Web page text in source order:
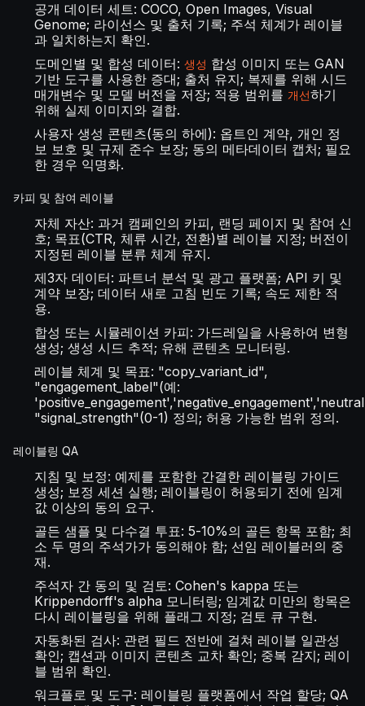
공개 데이터 세트: COCO, Open Images, Visual
Genome; 라이선스 및 출처 기록; 주석 체계가 레이블
과 일치하는지 확인.
도메인별 및 합성 데이터: 생성 합성 이미지 또는 GAN
기반 도구를 사용한 증대; 출처 유지; 복제를 위해 시드
매개변수 및 모델 버전을 저장; 적용 범위를 개선하기
위해 실제 이미지와 결합.
사용자 생성 콘텐츠(동의 하에): 옵트인 계약, 개인 정
보 보호 및 규제 준수 보장; 동의 메타데이터 캡처; 필요
한 경우 익명화.
카피 및 참여 레이블
자체 자산: 과거 캠페인의 카피, 랜딩 페이지 및 참여 신
호; 목표(CTR, 체류 시간, 전환)별 레이블 지정; 버전이
지정된 레이블 분류 체계 유지.
제3자 데이터: 파트너 분석 및 광고 플랫폼; API 키 및
계약 보장; 데이터 새로 고침 빈도 기록; 속도 제한 적
용.
합성 또는 시뮬레이션 카피: 가드레일을 사용하여 변형
생성; 생성 시드 추적; 유해 콘텐츠 모니터링.
레이블 체계 및 목표: "copy_variant_id",
"engagement_label"(예:
"signal_strength"(0-1) 정의; 허용 가능한 범위 정의.
레이블링 QA
지침 및 보정: 예제를 포함한 간결한 레이블링 가이드
생성; 보정 세션 실행; 레이블링이 허용되기 전에 임계
값 이상의 동의 요구.
골든 샘플 및 다수결 투표: 5-10%의 골든 항목 포함; 최
소 두 명의 주석가가 동의해야 함; 선임 레이블러의 중
재.
주석자 간 동의 및 검토: Cohen's kappa 또는
Krippendorff's alpha 모니터링; 임계값 미만의 항목은
다시 레이블링을 위해 플래그 지정; 검토 큐 구현.
자동화된 검사: 관련 필드 전반에 걸쳐 레이블 일관성
확인; 캡션과 이미지 콘텐츠 교차 확인; 중복 감지; 레이
블 범위 확인.
워크플로 및 도구: 레이블링 플랫폼에서 작업 할당; QA